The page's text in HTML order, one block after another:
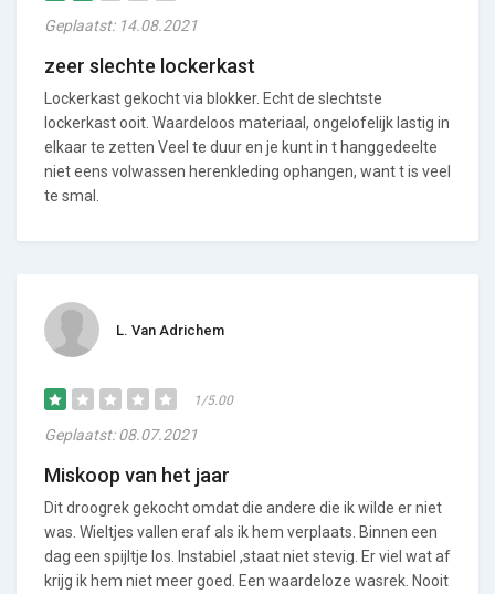
Geplaatst: 14.08.2021
zeer slechte lockerkast
Lockerkast gekocht via blokker. Echt de slechtste
lockerkast ooit. Waardeloos materiaal, ongelofelijk lastig in
elkaar te zetten Veel te duur en je kunt in t hanggedeelte
niet eens volwassen herenkleding ophangen, want t is veel
te smal.
L. Van Adrichem
1/5.00
Geplaatst: 08.07.2021
Miskoop van het jaar
Dit droogrek gekocht omdat die andere die ik wilde er niet
was. Wieltjes vallen eraf als ik hem verplaats. Binnen een
dag een spijltje los. Instabiel ,staat niet stevig. Er viel wat af
krijg ik hem niet meer goed. Een waardeloze wasrek. Nooit